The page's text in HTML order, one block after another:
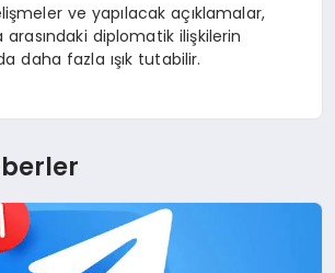
ve yapılacak açıklamalar,
arasındaki diplomatik ilişkilerin
daha fazla ışık tutabilir.